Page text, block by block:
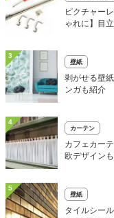
ピクチャー
ゃれに】目
3
壁紙
剥がせる壁
ンガも紹介
4
カーテン
カフェカー
欧デザイン
5
壁紙
タイルシー